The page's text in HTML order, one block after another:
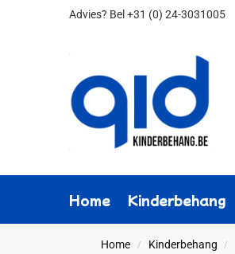
Advies? Bel +31 (0) 24-3031005
Home Kinderbehang
Home / Kinderbehang /